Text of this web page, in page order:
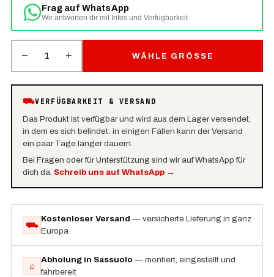
Frag auf WhatsApp
Wir antworten dir mit Infos und Verfügbarkeit
− 1 + WÄHLE GRÖSSE
⛟VERFÜGBARKEIT & VERSAND
Das Produkt ist verfügbar und wird aus dem Lager versendet,
in dem es sich befindet: in einigen Fällen kann der Versand
ein paar Tage länger dauern.
Bei Fragen oder für Unterstützung sind wir auf WhatsApp für
dich da. Schreib uns auf WhatsApp→
⛟
Kostenloser Versand — versicherte Lieferung in ganz
Europa
⌂
Abholung in Sassuolo — montiert, eingestellt und
fahrbereit